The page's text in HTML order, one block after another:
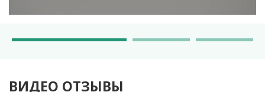
ВИДЕО ОТЗЫВЫ